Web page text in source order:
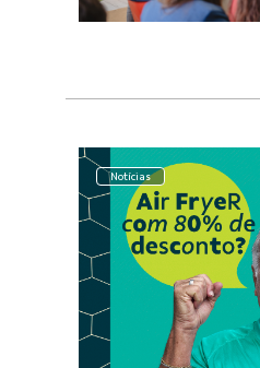
Notícias